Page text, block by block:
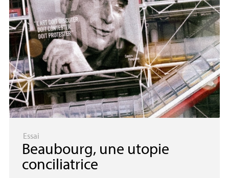
Essai
Beaubourg, une utopie
conciliatrice